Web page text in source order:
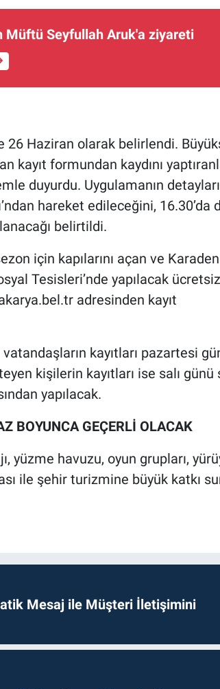
Müftü Seyfullah Aruk'a ziyareti
26 Haziran olarak belirlendi.
formundan kaydını
duyurdu. Uygulamanın
hareket edileceğini, 16.30’da
belirtildi.
için kapılarını açan ve
Tesisleri’nde yapılacak ücretsiz
adresinden kayıt
kayıtları pazartesi
kişilerin kayıtları ise salı günü
yapılacak.
BOYUNCA GEÇERLİ OLACAK
yüzme havuzu, oyun grupları,
ile şehir turizmine büyük katkı
Mesaj ile Müşteri İletişimini